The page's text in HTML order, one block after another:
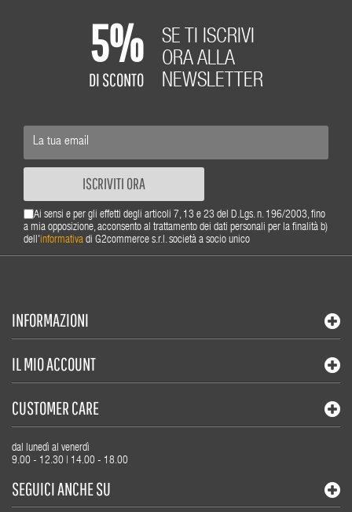
5%
DI SCONTO
SE TI ISCRIVI
ORA ALLA
NEWSLETTER
ISCRIVITI ORA
Ai sensi e per gli effetti degli articoli 7, 13 e 23 del D.Lgs. n. 196/2003, fino
a mia opposizione, acconsento al trattamento dei dati personali per la finalità b)
dell'informativa di G2commerce s.r.l. società a socio unico
INFORMAZIONI
IL MIO ACCOUNT
CUSTOMER CARE
dal lunedì al venerdì
9.00 - 12.30 | 14.00 - 18.00
SEGUICI ANCHE SU